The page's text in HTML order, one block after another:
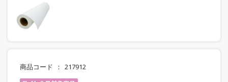
商品コード 217912